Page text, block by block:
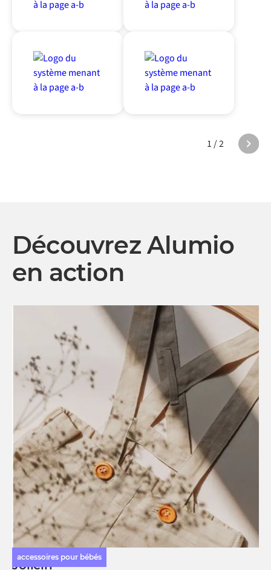
1 / 2
Découvrez Alumio
en action
accessoires pour bébés
Jollein